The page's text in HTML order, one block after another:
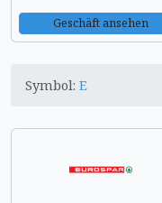
Geschäft ansehen
Symbol: E